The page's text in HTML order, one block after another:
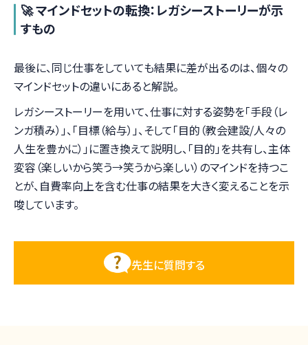
🚀 マインドセットの転換：レガシーストーリーが示
すもの
最後に、同じ仕事をしていても結果に差が出るのは、個々の
マインドセットの違いにあると解説。
レガシーストーリーを用いて、仕事に対する姿勢を「手段（レ
ンガ積み）」、「目標（給与）」、そして「目的（教会建設/人々の
人生を豊かに）」に置き換えて説明し、「目的」を共有し、主体
変容（楽しいから笑う→笑うから楽しい）のマインドを持つこ
とが、自費率向上を含む仕事の結果を大きく変えることを示
唆しています。
先生に質問する